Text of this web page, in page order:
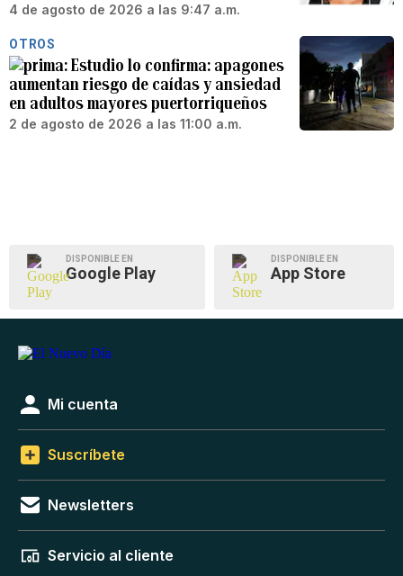
4 de agosto de 2026 a las 9:47 a.m.
OTROS
Estudio lo confirma: apagones
aumentan riesgo de caídas y ansiedad
en adultos mayores puertorriqueños
2 de agosto de 2026 a las 11:00 a.m.
DISPONIBLE EN
Google Play
DISPONIBLE EN
App Store
Mi cuenta
Suscríbete
Newsletters
Servicio al cliente